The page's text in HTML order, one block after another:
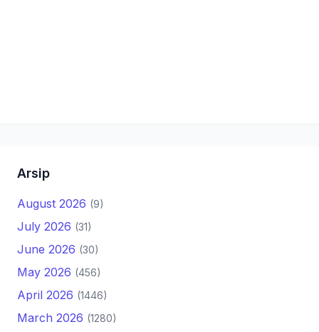
Arsip
August 2026 (9)
July 2026 (31)
June 2026 (30)
May 2026 (456)
April 2026 (1446)
March 2026 (1280)